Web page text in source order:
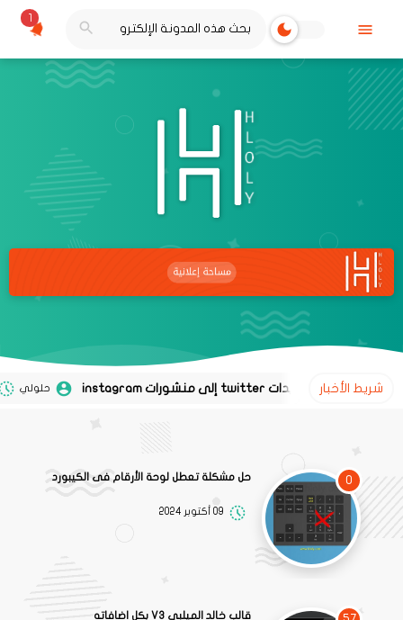
1
شريط الأخبار حلولي 02 نوفمبر 2020
0 حل مشكلة تعطل لوحة الأرقام فى الكيبورد
09 أكتوبر 2024
قالب خالد الميلبي V3 بكل اضافاته